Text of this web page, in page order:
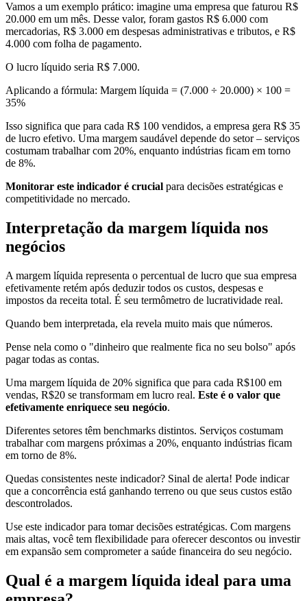
Vamos a um exemplo prático: imagine uma empresa que faturou R$
20.000 em um mês. Desse valor, foram gastos R$ 6.000 com
mercadorias, R$ 3.000 em despesas administrativas e tributos, e R$
4.000 com folha de pagamento.
O lucro líquido seria R$ 7.000.
Aplicando a fórmula: Margem líquida = (7.000 ÷ 20.000) × 100 =
35%
Isso significa que para cada R$ 100 vendidos, a empresa gera R$ 35
de lucro efetivo. Uma margem saudável depende do setor – serviços
costumam trabalhar com 20%, enquanto indústrias ficam em torno
de 8%.
Monitorar este indicador é crucial para decisões estratégicas e
competitividade no mercado.
Interpretação da margem líquida nos
negócios
A margem líquida representa o percentual de lucro que sua empresa
efetivamente retém após deduzir todos os custos, despesas e
impostos da receita total. É seu termômetro de lucratividade real.
Quando bem interpretada, ela revela muito mais que números.
Pense nela como o "dinheiro que realmente fica no seu bolso" após
pagar todas as contas.
Uma margem líquida de 20% significa que para cada R$100 em
vendas, R$20 se transformam em lucro real. Este é o valor que
efetivamente enriquece seu negócio.
Diferentes setores têm benchmarks distintos. Serviços costumam
trabalhar com margens próximas a 20%, enquanto indústrias ficam
em torno de 8%.
Quedas consistentes neste indicador? Sinal de alerta! Pode indicar
que a concorrência está ganhando terreno ou que seus custos estão
descontrolados.
Use este indicador para tomar decisões estratégicas. Com margens
mais altas, você tem flexibilidade para oferecer descontos ou investir
em expansão sem comprometer a saúde financeira do seu negócio.
Qual é a margem líquida ideal para uma